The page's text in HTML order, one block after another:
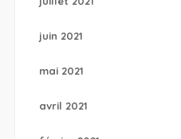
juin 2021
mai 2021
avril 2021